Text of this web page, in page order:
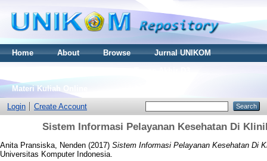
Home About Browse
Jurnal UNIKOM
Materi Kuliah Online
Login
Create Account
Sistem Informasi Pelayanan Kesehatan Di
Anita Pransiska, Nenden (2017) Sistem Informasi Pelayanan Kesehatan Di
Universitas Komputer Indonesia.